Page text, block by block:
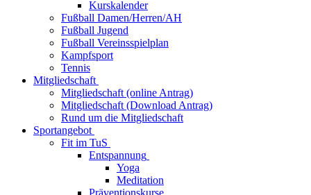
Kurskalender
Fußball Damen/Herren/AH
Fußball Jugend
Fußball Vereinsspielplan
Kampfsport
Tennis
Mitgliedschaft
Mitgliedschaft (online Antrag)
Mitgliedschaft (Download Antrag)
Rund um die Mitgliedschaft
Sportangebot
Fit im TuS
Entspannung
Yoga
Meditation
Präventionskurse